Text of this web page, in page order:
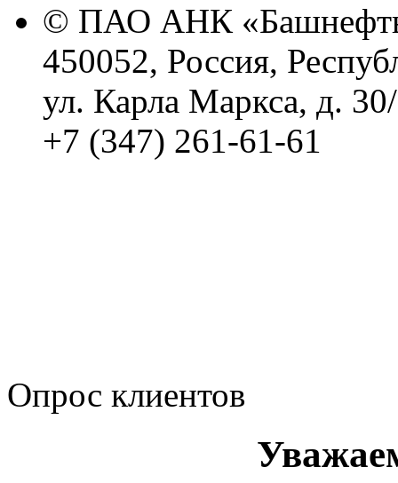
© ПАО АНК
450052, Россия,
ул. Карла Маркса, д.
+7 (347) 261-61-61
Опрос клиентов